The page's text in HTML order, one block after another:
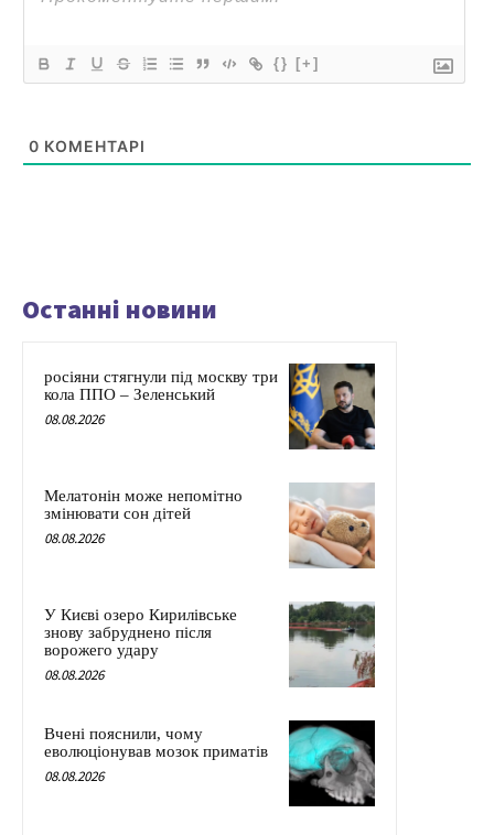
{} [+]
0 КОМЕНТАРІ
Останні новини
росіяни стягнули під москву три
кола ППО – Зеленський
08.08.2026
Мелатонін може непомітно
змінювати сон дітей
08.08.2026
У Києві озеро Кирилівське
знову забруднено після
ворожего удару
08.08.2026
Вчені пояснили, чому
еволюціонував мозок приматів
08.08.2026